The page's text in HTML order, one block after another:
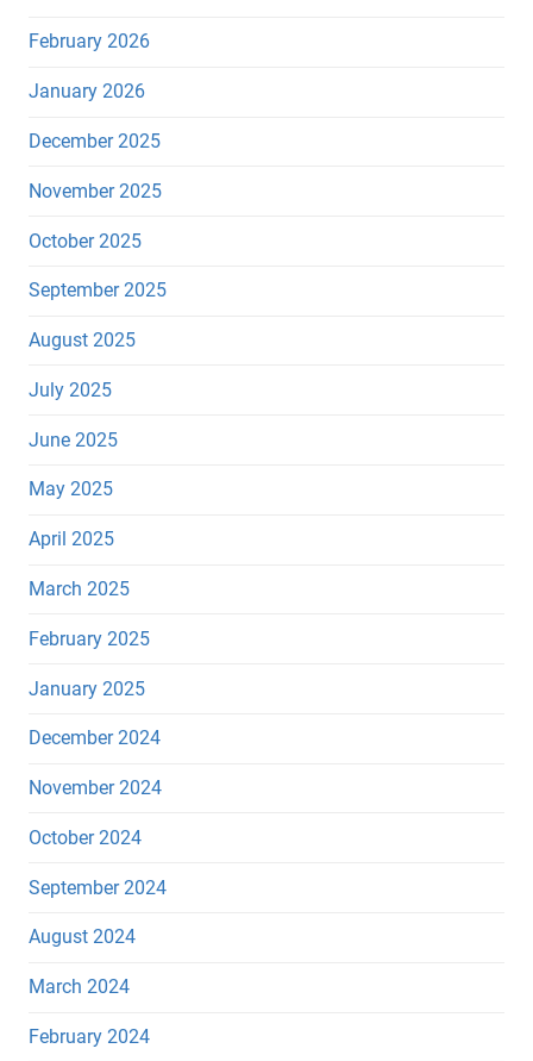
February 2026
January 2026
December 2025
November 2025
October 2025
September 2025
August 2025
July 2025
June 2025
May 2025
April 2025
March 2025
February 2025
January 2025
December 2024
November 2024
October 2024
September 2024
August 2024
March 2024
February 2024